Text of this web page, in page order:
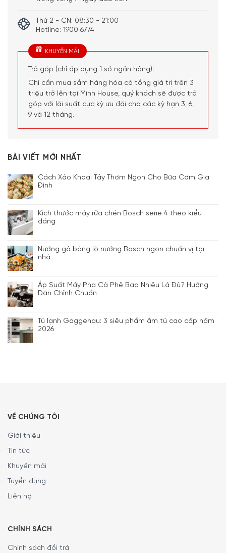
Thứ 2 - CN: 08:30 - 21:00
Hotline: 1900 6774
KHUYẾN MÃI
Trả góp (chỉ áp dụng 1 số ngân hàng):
Chỉ cần mua sắm hàng hóa có tổng giá trị trên 3
triệu trở lên tại Minh House, quý khách sẽ được trả
góp với lãi suất cực kỳ ưu đãi cho các kỳ hạn 3, 6,
9 và 12 tháng.
BÀI VIẾT MỚI NHẤT
Cách Xào Khoai Tây Thơm Ngon Cho Bữa Cơm Gia
Đình
Kích thước máy rửa chén Bosch serie 4 theo kiểu
dáng
Nướng gà bằng lò nướng Bosch ngon chuẩn vị tại
nhà
Áp Suất Máy Pha Cà Phê Bao Nhiêu Là Đủ? Hướng
Dẫn Chỉnh Chuẩn
Tủ lạnh Gaggenau: 3 siêu phẩm âm tủ cao cấp năm
2026
VỀ CHÚNG TÔI
Giới thiệu
Tin tức
Khuyến mãi
Tuyển dụng
Liên hệ
CHÍNH SÁCH
Chính sách đổi trả